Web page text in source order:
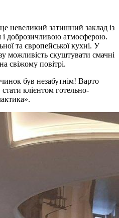
невеликий затишний заклад із
доброзичливою атмосферою.
та європейської кухні. У
можливість скуштувати смачні
свіжому повітрі.
був незабутнім! Варто
клієнтом готельно-